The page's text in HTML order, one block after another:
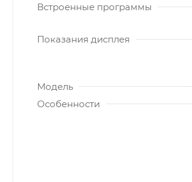
Встроенные программы
Показания дисплея
Модель
Особенности